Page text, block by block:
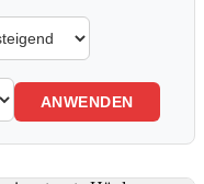
ANWENDEN